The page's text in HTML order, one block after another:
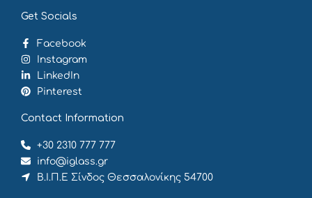
Get Socials
Facebook
Instagram
LinkedIn
Pinterest
Contact Information
+30 2310 777 777
info@iglass.gr
Β.Ι.Π.Ε Σίνδος Θεσσαλονίκης 54700